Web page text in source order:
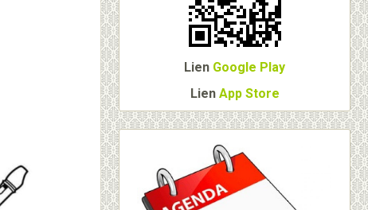
Lien Google Play
Lien App Store